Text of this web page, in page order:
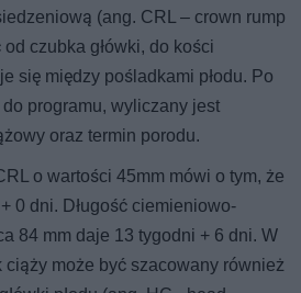
(ang. CRL – crown rump
od czubka główki, do kości
się między pośladkami płodu. Po
programu, wyliczany jest
oraz termin porodu.
o wartości 45mm mówi o tym, że
0 dni. Długość ciemieniowo-
84 mm daje 13 tygodni + 6 dni. W
ciąży może być szacowany również